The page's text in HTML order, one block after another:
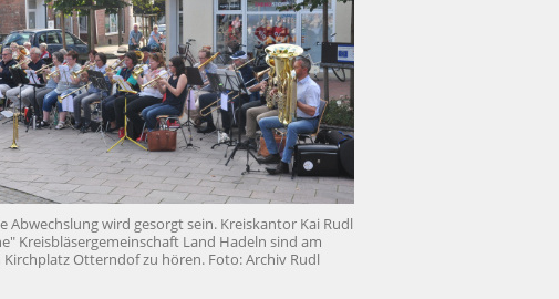
Abwechslung wird gesorgt sein. Kreiskantor Kai Rudl
Kreisbläsergemeinschaft Land Hadeln sind am
Kirchplatz Otterndof zu hören. Foto: Archiv Rudl